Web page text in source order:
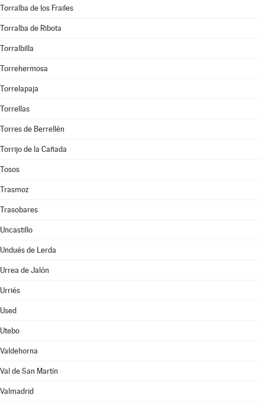
Torralba de los Frailes
Torralba de Ribota
Torralbilla
Torrehermosa
Torrelapaja
Torrellas
Torres de Berrellén
Torrijo de la Cañada
Tosos
Trasmoz
Trasobares
Uncastillo
Undués de Lerda
Urrea de Jalón
Urriés
Used
Utebo
Valdehorna
Val de San Martín
Valmadrid